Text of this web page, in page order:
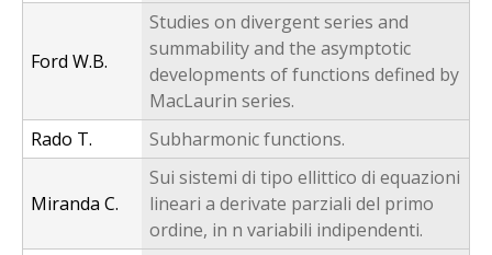
Ford W.B.
Studies on divergent series and
summability and the asymptotic
developments of functions defined by
MacLaurin series.
Rado T.
Subharmonic functions.
Miranda C.
Sui sistemi di tipo ellittico di equazioni
lineari a derivate parziali del primo
ordine, in n variabili indipendenti.